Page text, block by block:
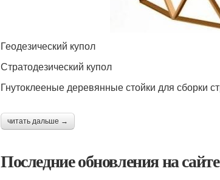
Геодезический купол
Стратодезический купол
Гнутоклееные деревянные стойки для сборки
читать дальше →
Последние обновления на